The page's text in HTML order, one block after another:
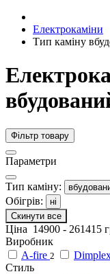
Електрокаміни
Тип каміну
Фільтр товару
Параметри
Тип каміну:
Обігрів:
ні
Скинути все
Ціна 14900 - 261415
Виробник
A-fire 2
Стиль